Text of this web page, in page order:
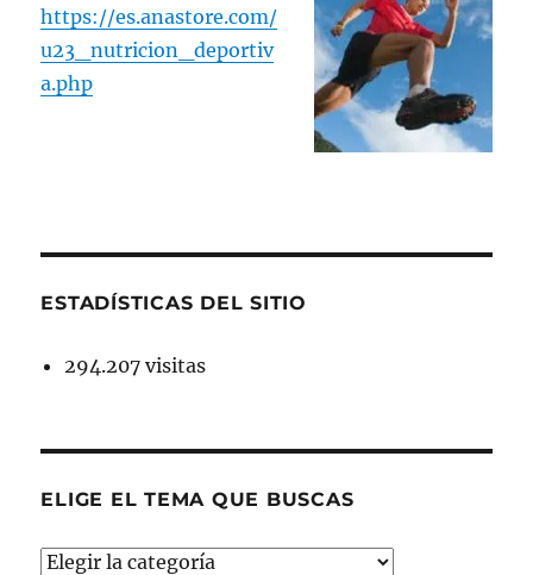
https://es.anastore.com/
u23_nutricion_deportiv
a.php
ESTADÍSTICAS DEL SITIO
294.207 visitas
ELIGE EL TEMA QUE BUSCAS
ELIGE